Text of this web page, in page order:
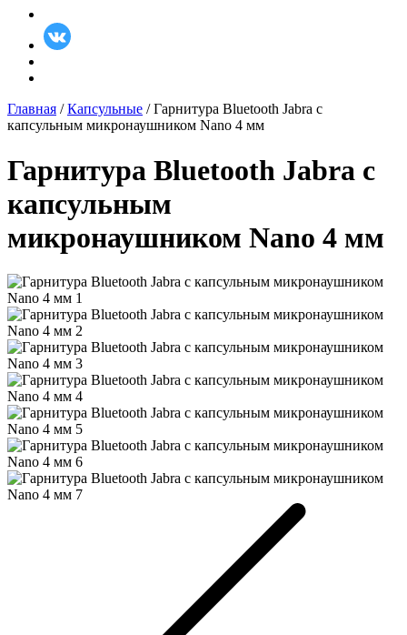
Главная /Капсульные / Гарнитура Bluetooth Jabra с
капсульным микронаушником Nano 4 мм
Гарнитура Bluetooth Jabra с
капсульным
микронаушником Nano 4 мм